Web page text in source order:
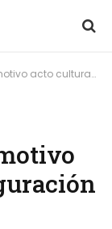
e inauguración de obras.